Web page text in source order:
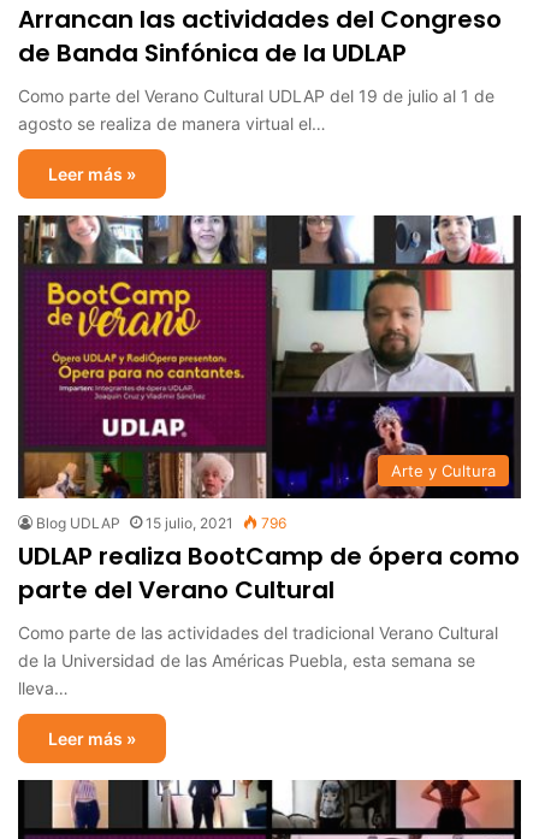
Arrancan las actividades del Congreso
de Banda Sinfónica de la UDLAP
Como parte del Verano Cultural UDLAP del 19 de julio al 1 de
agosto se realiza de manera virtual el…
Leer más »
Arte y Cultura
Blog UDLAP 15 julio, 2021 796
UDLAP realiza BootCamp de ópera como
parte del Verano Cultural
Como parte de las actividades del tradicional Verano Cultural
de la Universidad de las Américas Puebla, esta semana se
lleva…
Leer más »